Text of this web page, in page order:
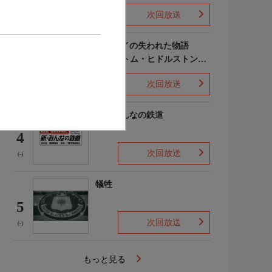
次回放送
ポンペイの失われた物語
WITH トム・ヒドルストン
声:平川大輔
次回放送
4
(-)
新・みんなの鉄道
次回放送
5
(-)
犠牲
次回放送
もっと見る